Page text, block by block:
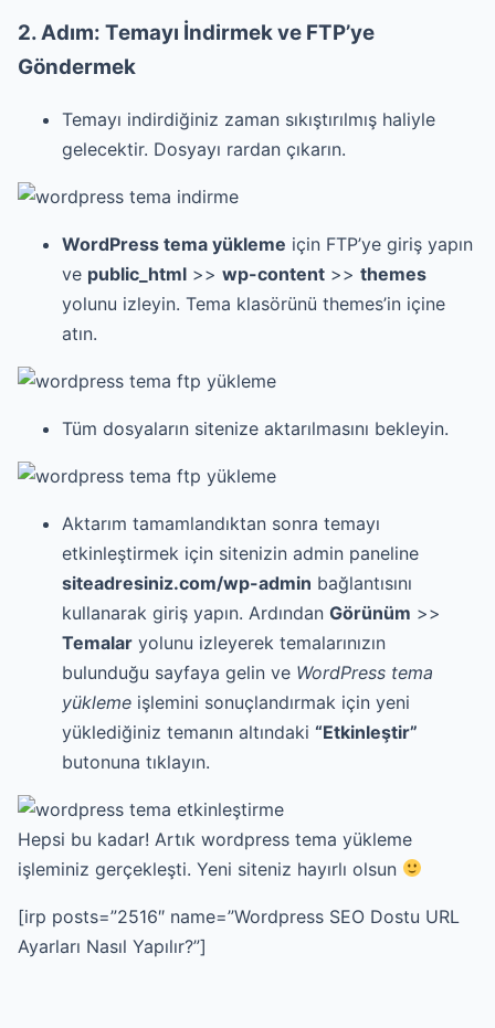
2. Adım: Temayı İndirmek ve FTP’ye
Göndermek
Temayı indirdiğiniz zaman sıkıştırılmış haliyle
gelecektir. Dosyayı rardan çıkarın.
WordPress tema yükleme için FTP’ye giriş yapın
ve public_html >> wp-content >> themes
yolunu izleyin. Tema klasörünü themes’in içine
atın.
Tüm dosyaların sitenize aktarılmasını bekleyin.
Aktarım tamamlandıktan sonra temayı
etkinleştirmek için sitenizin admin paneline
siteadresiniz.com/wp-admin bağlantısını
kullanarak giriş yapın. Ardından Görünüm >>
Temalar yolunu izleyerek temalarınızın
bulunduğu sayfaya gelin ve WordPress tema
yükleme işlemini sonuçlandırmak için yeni
yüklediğiniz temanın altındaki “Etkinleştir”
butonuna tıklayın.
Hepsi bu kadar! Artık wordpress tema yükleme
işleminiz gerçekleşti. Yeni siteniz hayırlı olsun
[irp posts=”2516″ name=”Wordpress SEO Dostu URL
Ayarları Nasıl Yapılır?”]